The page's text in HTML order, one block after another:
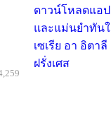
ดาวน์โหลดแอป
และแม่นยำทัน
เซเรีย อา อิตา
ฝรั่งเศส